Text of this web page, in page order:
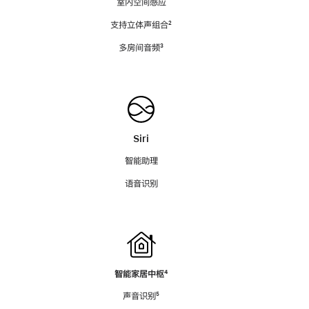
支持立体声组合脚
²
多房间音频脚
³
Siri
智能助理
语音识别
智能家居中枢脚
⁴
声音识别脚
⁵